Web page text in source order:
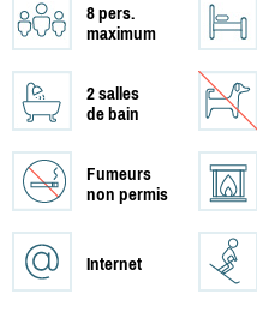
8 pers.
maximum
2 salles
de bain
Fumeurs
non permis
Internet